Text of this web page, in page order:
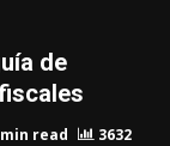
de
read 3632